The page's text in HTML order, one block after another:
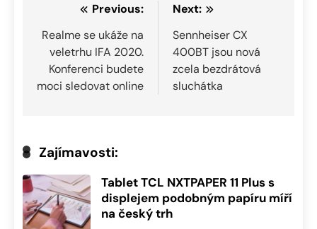
Navigace
pro
příspěvek
Previous:
Realme se ukáže na
veletrhu IFA 2020.
Konferenci budete
moci sledovat online
Next:
Sennheiser CX
400BT jsou nová
zcela bezdrátová
sluchátka
Zajímavosti:
Tablet TCL NXTPAPER 11 Plus s
displejem podobným papíru míří
na český trh